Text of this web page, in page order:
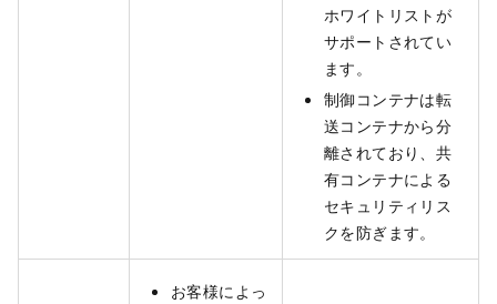
ホワイトリストが
サポートされてい
ます。
制御コンテナは転
送コンテナから分
離されており、共
有コンテナによる
セキュリティリス
クを防ぎます。
お客様によっ